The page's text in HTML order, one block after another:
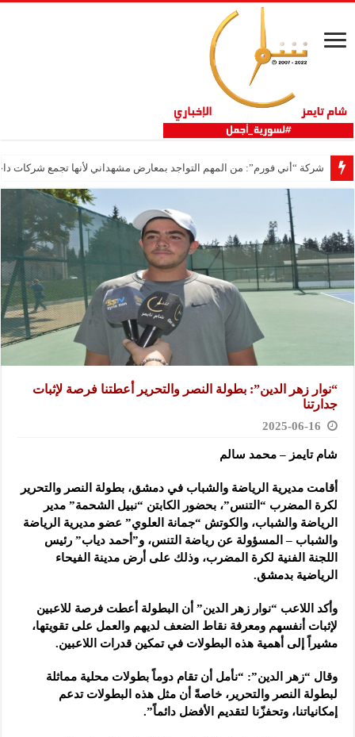
شركة “أني فورم”: من المهم التواجد بمعارض مشهداني لأنها تجمع شركات
“نوار زهر الدين”: بطولة النصر والتحرير أعطتنا فرصة لإثبات
جدارتنا
2025-06-16
شام تايمز – محمد سالم
أقامت مديرية الرياضة والشباب في دمشق، بطولة النصر والتحرير
لكرة المضرب “التنس”، بحضور الكابتن “نبيل الشحمة” مدير
الرياضة والشباب، والكوتش “جمانة العلوي” عضو مديرية الرياضة
والشباب – المسؤولة عن رياضة التنس، و”أحمد دياب” رئيس
اللجنة الفنية لكرة المضرب، وذلك على أرض مدينة الفيحاء
الرياضية بدمشق.
وأكد اللاعب “نوار زهر الدين” أن البطولة أعطت فرصة للاعبين
لإثبات أنفسهم ومعرفة نقاط الضعف لديهم والعمل على تقويتها،
مشيراً إلى أهمية هذه البطولات في تمكين قدرات اللاعبين.
وقال “زهر الدين”: “نأمل أن تقام دوماً بطولات محلية مماثلة
لبطولة النصر والتحرير، خاصةً أن مثل هذه البطولات تدعم
إمكانياتنا، وتحفزّنا لتقديم الأفضل دائماً”.